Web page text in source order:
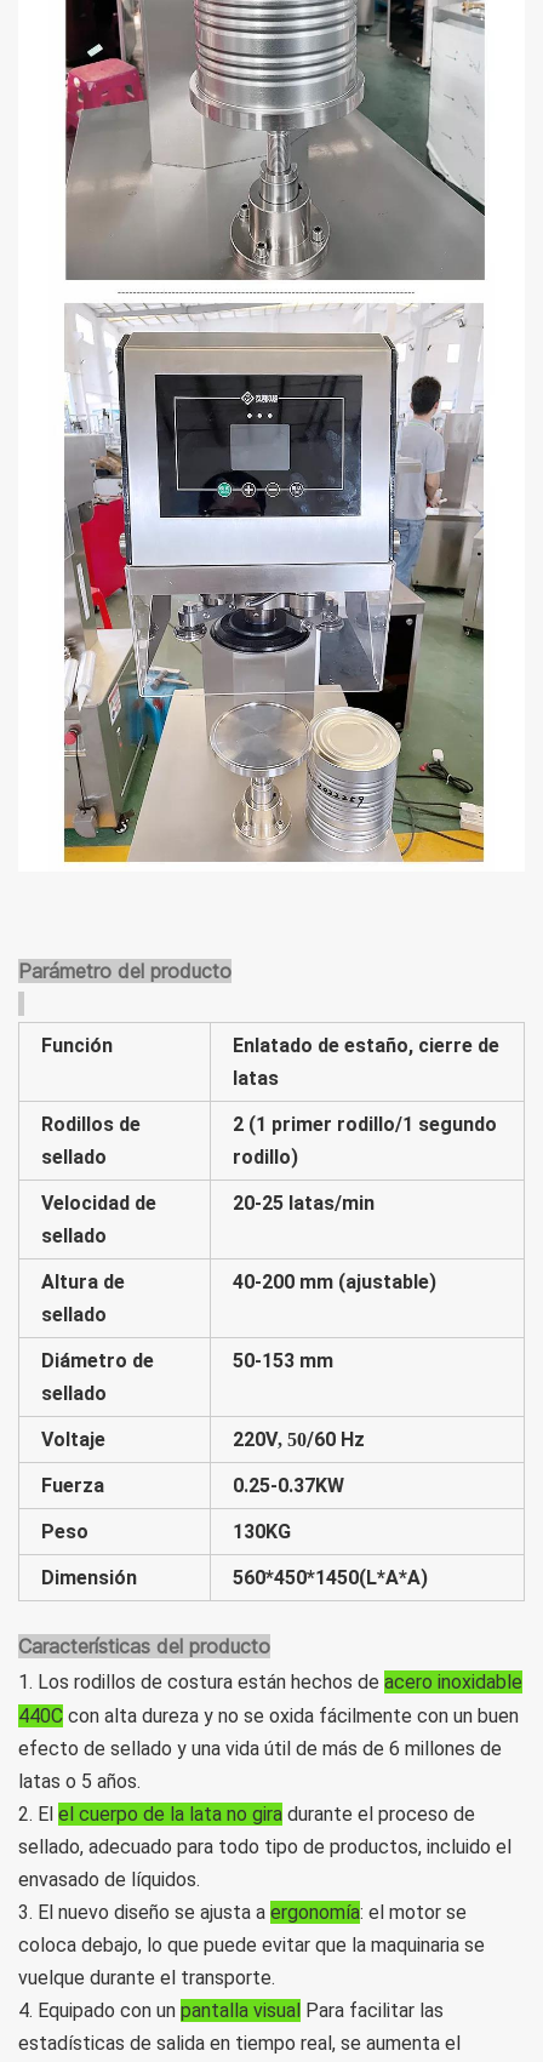
Parámetro del producto
Función
Enlatado de estaño, cierre de
latas
Rodillos de
sellado
2 (1 primer rodillo/1 segundo
rodillo)
Velocidad de
sellado
20-25 latas/min
Altura de
sellado
40-200 mm (ajustable)
Diámetro de
sellado
50-153 mm
Voltaje 220V, 50/60 Hz
Fuerza
0.25-0.37KW
Peso
130KG
Dimensión
560*450*1450(L*A*A)
Características del producto
1. Los rodillos de costura están hechos de acero inoxidable
440C con alta dureza y no se oxida fácilmente con un buen
efecto de sellado y una vida útil de más de 6 millones de
latas o 5 años.
2. El el cuerpo de la lata no gira durante el proceso de
sellado, adecuado para todo tipo de productos, incluido el
envasado de líquidos.
3. El nuevo diseño se ajusta a ergonomía: el motor se
coloca debajo, lo que puede evitar que la maquinaria se
vuelque durante el transporte.
4. Equipado con un pantalla visual Para facilitar las
estadísticas de salida en tiempo real, se aumenta el